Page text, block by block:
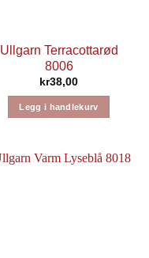
Ullgarn Terracottarød
8006
kr38,00
Legg i handlekurv